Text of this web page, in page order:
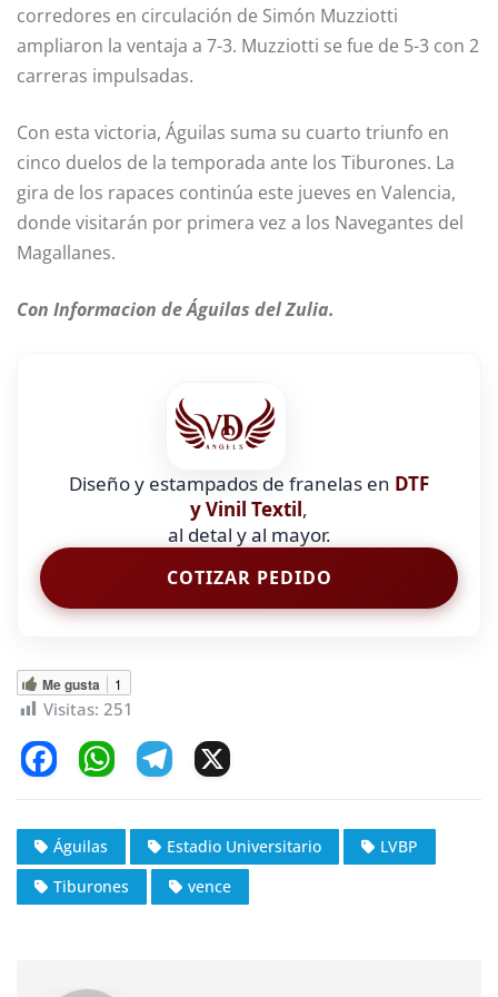
corredores en circulación de Simón Muzziotti
ampliaron la ventaja a 7-3. Muzziotti se fue de 5-3 con 2
carreras impulsadas.
Con esta victoria, Águilas suma su cuarto triunfo en
cinco duelos de la temporada ante los Tiburones. La
gira de los rapaces continúa este jueves en Valencia,
donde visitarán por primera vez a los Navegantes del
Magallanes.
Con Informacion de Águilas del Zulia.
Diseño y estampados de franelas en DTF
y Vinil Textil,
al detal y al mayor.
COTIZAR PEDIDO
Me gusta 1
Visitas: 251
c
e
b
W
at
s
A
e
gr
a
Águilas Estadio Universitario
LVBP
Tiburones
vence